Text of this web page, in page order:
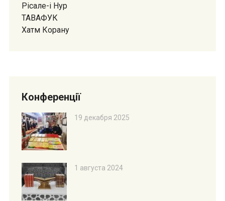
Рісале-і Нур
ТАВАФУК
Хатм Корану
Конференції
19 декабря 2025
1 августа 2024